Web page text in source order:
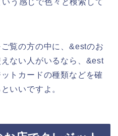
覧の方の中に、&estのお
ない人がいるなら、&est
トカードの種類などを確
いいですよ。